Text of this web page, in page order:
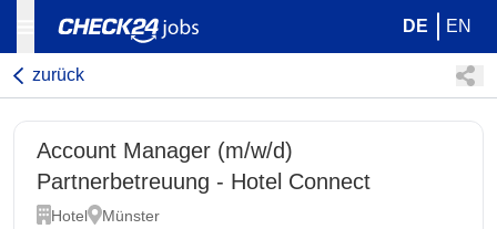
DE EN
zurück
Account Manager (m/w/d)
Partnerbetreuung - Hotel Connect
Hotel Münster